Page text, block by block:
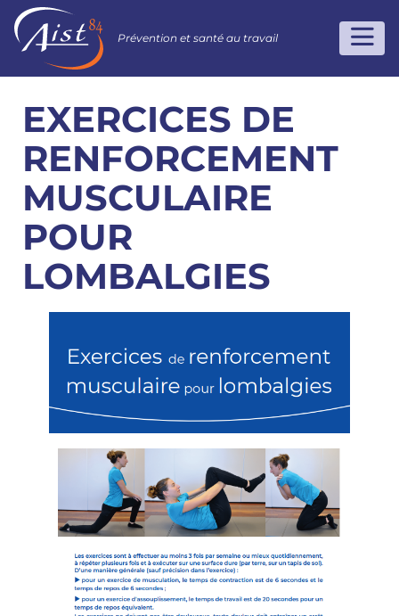
Prévention et santé au travail
EXERCICES DE
RENFORCEMENT
MUSCULAIRE
POUR
LOMBALGIES